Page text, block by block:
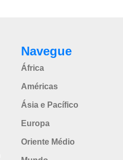
Navegue
África
Américas
Ásia e Pacífico
Europa
Oriente Médio